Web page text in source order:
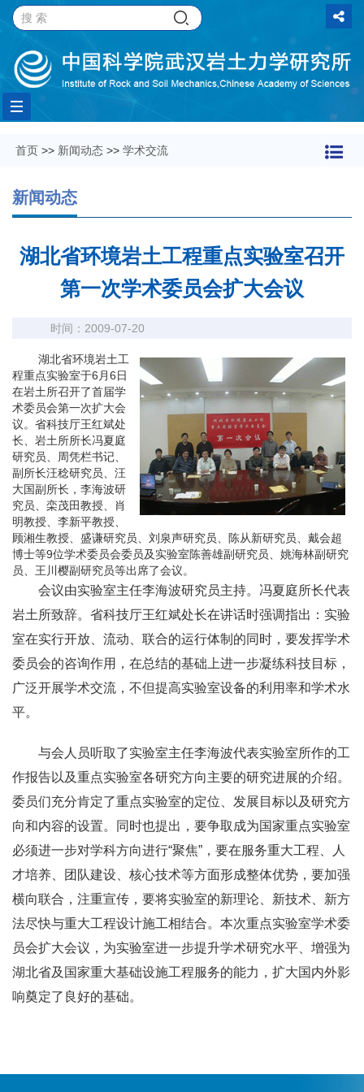
Toggle
navigation
首页 >> 新闻动态 >> 学术交流
新闻动态
湖北省环境岩土工程重点实验室召开
第一次学术委员会扩大会议
时间：2009-07-20
湖北省环境岩土工
程重点实验室于6月6日
在岩土所召开了首届学
术委员会第一次扩大会
议。省科技厅王红斌处
长、岩土所所长冯夏庭
研究员、周凭栏书记、
副所长汪稔研究员、汪
大国副所长，李海波研
究员、栾茂田教授、肖
明教授、李新平教授、
顾湘生教授、盛谦研究员、刘泉声研究员、陈从新研究员、戴会超
博士等9位学术委员会委员及实验室陈善雄副研究员、姚海林副研究
员、王川樱副研究员等出席了会议。
会议由实验室主任李海波研究员主持。冯夏庭所长代表
岩土所致辞。省科技厅王红斌处长在讲话时强调指出：实验
室在实行开放、流动、联合的运行体制的同时，要发挥学术
委员会的咨询作用，在总结的基础上进一步凝练科技目标，
广泛开展学术交流，不但提高实验室设备的利用率和学术水
平。
与会人员听取了实验室主任李海波代表实验室所作的工
作报告以及重点实验室各研究方向主要的研究进展的介绍。
委员们充分肯定了重点实验室的定位、发展目标以及研究方
向和内容的设置。同时也提出，要争取成为国家重点实验室
必须进一步对学科方向进行“聚焦”，要在服务重大工程、人
才培养、团队建设、核心技术等方面形成整体优势，要加强
横向联合，注重宣传，要将实验室的新理论、新技术、新方
法尽快与重大工程设计施工相结合。本次重点实验室学术委
员会扩大会议，为实验室进一步提升学术研究水平、增强为
湖北省及国家重大基础设施工程服务的能力，扩大国内外影
响奠定了良好的基础。